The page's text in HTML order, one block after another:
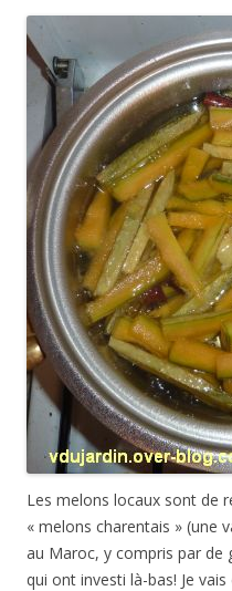
Les melons locaux sont de
« melons charentais » (une
au Maroc, y compris par de
qui ont investi là-bas! Je